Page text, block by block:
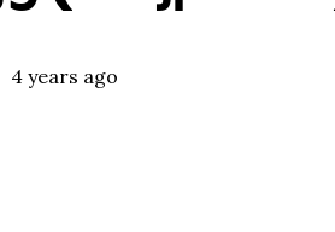
Posted
4 years ago